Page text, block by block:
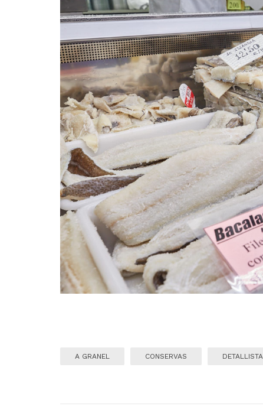
A GRANEL CONSERVAS DETALLISTA